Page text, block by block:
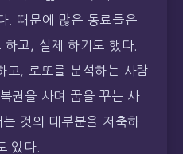
. 때문에 많은 동료들은
하고, 실제 하기도 했다.
고, 로또를 분석하는 사람
권을 사며 꿈을 꾸는 사
것의 대부분을 저축하
있다.